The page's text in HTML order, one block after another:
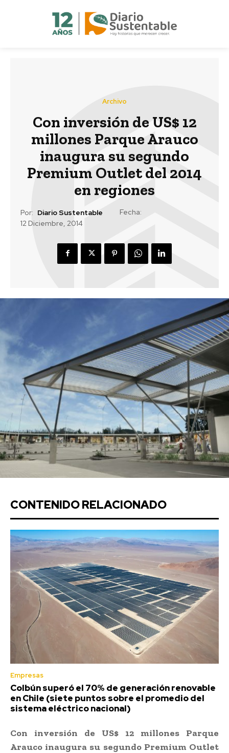
Archivo
Con inversión de US$ 12
millones Parque Arauco
inaugura su segundo
Premium Outlet del 2014
en regiones
Por: Diario Sustentable
Fecha:
12 Diciembre, 2014
CONTENIDO RELACIONADO
Empresas
Colbún superó el 70% de generación renovable
en Chile (siete puntos sobre el promedio del
sistema eléctrico nacional)
Con inversión de US$ 12 millones Parque
Arauco inaugura su segundo Premium Outlet